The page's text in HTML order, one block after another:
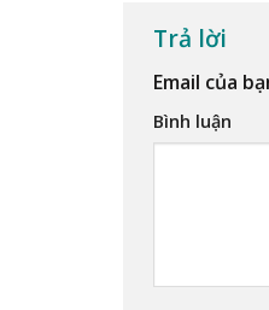
Trả lời
Email của
Bình luận